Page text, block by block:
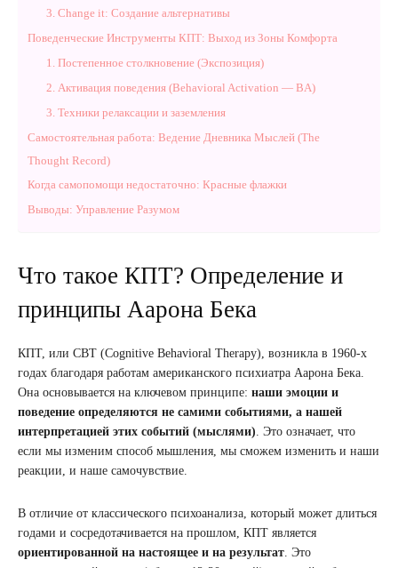
3. Change it: Создание альтернативы
Поведенческие Инструменты КПТ: Выход из Зоны Комфорта
1. Постепенное столкновение (Экспозиция)
2. Активация поведения (Behavioral Activation — BA)
3. Техники релаксации и заземления
Самостоятельная работа: Ведение Дневника Мыслей (The
Thought Record)
Когда самопомощи недостаточно: Красные флажки
Выводы: Управление Разумом
Что такое КПТ? Определение и
принципы Аарона Бека
КПТ, или CBT (Cognitive Behavioral Therapy), возникла в 1960-х
годах благодаря работам американского психиатра Аарона Бека.
Она основывается на ключевом принципе: наши эмоции и
поведение определяются не самими событиями, а нашей
интерпретацией этих событий (мыслями). Это означает, что
если мы изменим способ мышления, мы сможем изменить и наши
реакции, и наше самочувствие.
В отличие от классического психоанализа, который может длиться
годами и сосредотачивается на прошлом, КПТ является
ориентированной на настоящее и на результат. Это